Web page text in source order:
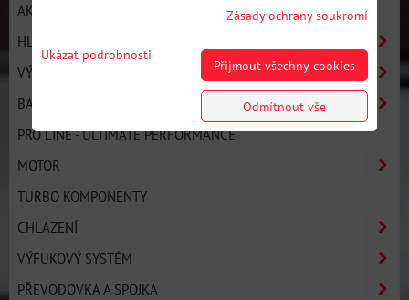
AKCE / NOVÉ PRODUKTY
HLEDAT PODLE AUTA
VÝROBCI
BASIC LINE - ZAČNI DRIFTOVAT
PRO LINE - ULTIMATE PERFORMANCE
MOTOR
TURBO KOMPONENTY
CHLAZENÍ
VÝFUKOVÝ SYSTÉM
PŘEVODOVKA A SPOJKA
Zásady ochrany soukromí
Ukázat podrobnosti
Přijmout všechny cookies
Odmítnout vše